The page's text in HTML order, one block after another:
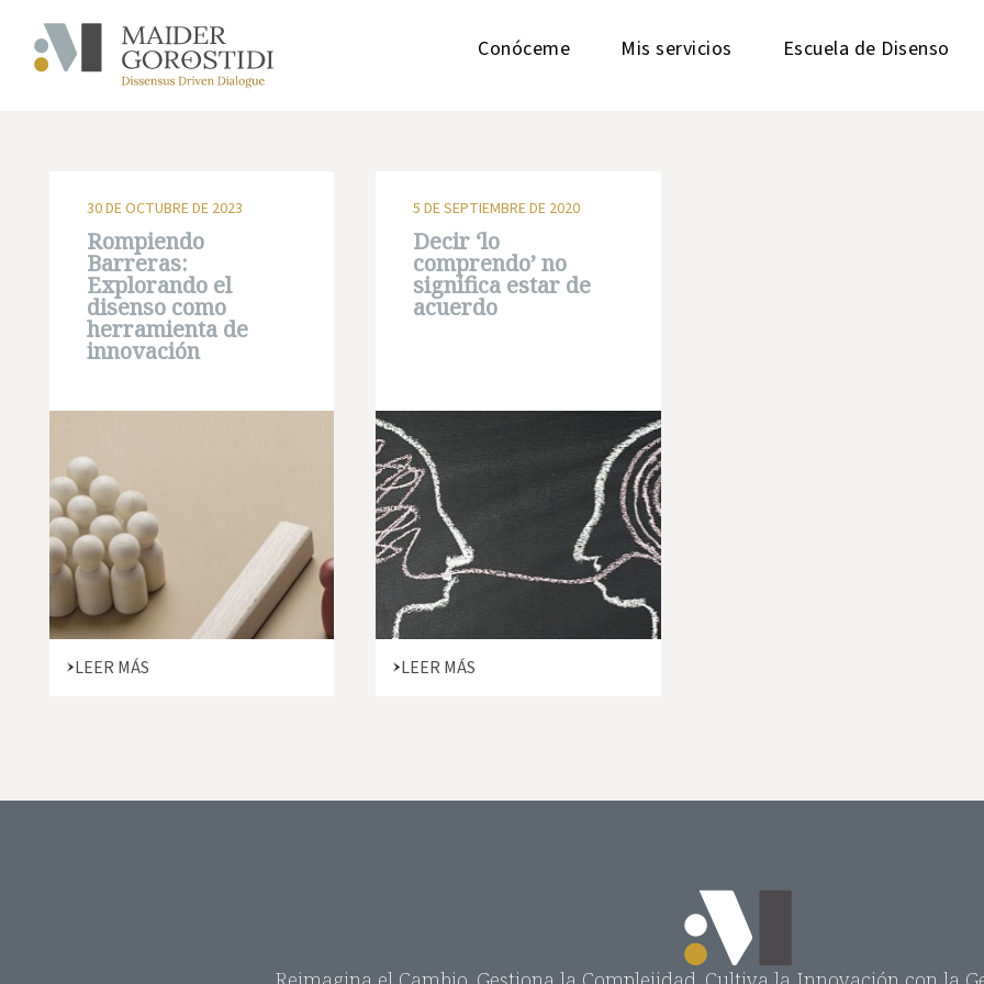
Conóceme Mis servicios Escuela de Disenso
30 DE OCTUBRE DE 2023
Rompiendo
Barreras:
Explorando el
disenso como
herramienta de
innovación
LEER MÁS
5 DE SEPTIEMBRE DE 2020
Decir ‘lo
comprendo’ no
significa estar de
acuerdo
LEER MÁS